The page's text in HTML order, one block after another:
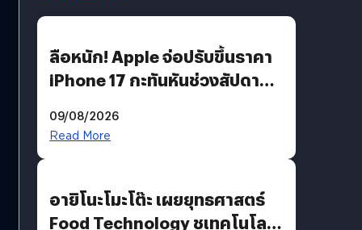
ลือหนัก! Apple จ่อปรับขึ้นราคา
iPhone 17 กะทันหันช่วงสัปดาห์ที่
09/08/2026
Read More
อายิโนะโมะโต๊ะ เผยยุทธศาสตร์
Food Technology ชูเทคโนโลยี